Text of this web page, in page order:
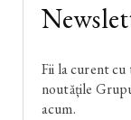
Fii la curent cu
noutățile
acum.